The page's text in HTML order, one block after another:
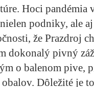
Hoci pandémia
podniky, ale
že Prazdroj
dokonalý pivný
o balenom pive,
obalov. Dôležité je